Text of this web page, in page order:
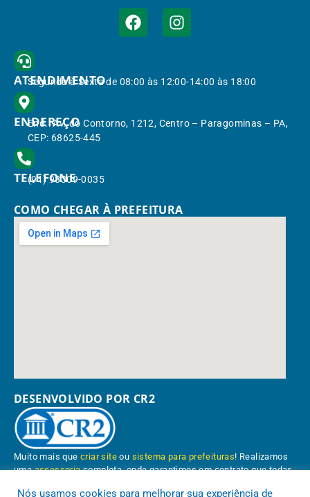
ATENDIMENTO
Segunda à Sexta de 08:00 às 12:00-14:00 às 18:00
ENDEREÇO
End.: Av. do Contorno, 1212, Centro – Paragominas – PA,
CEP: 68625-445
TELEFONE
(91) 98309-0035
COMO CHEGAR À PREFEITURA
DESENVOLVIDO POR CR2
Muito mais quecriar site ou sistema para prefeituras! Realizamos
umaassessoriacompleta, onde garantimos em contrato que todas
Nós usamos cookies para melhorar sua experiência de